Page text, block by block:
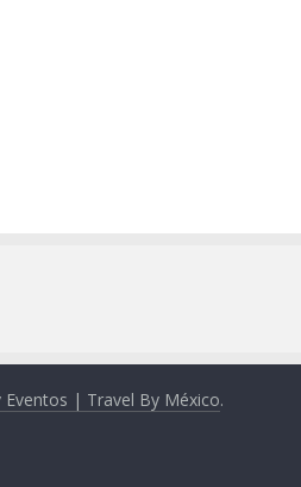
Eventos | Travel By México.